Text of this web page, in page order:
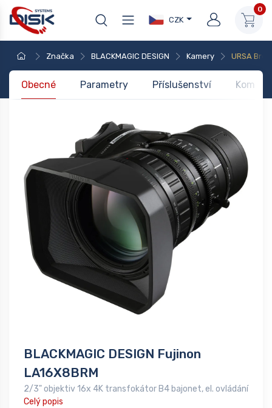
CZK
0
Značka BLACKMAGIC DESIGN Kamery URSA
Obecné Parametry Příslušenství
BLACKMAGIC DESIGN Fujinon
LA16X8BRM
2/3" objektiv 16x 4K transfokátor B4 bajonet, el. ovládání
Celý popis